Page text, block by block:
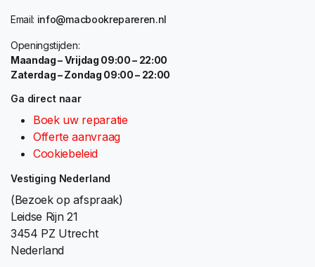
Email: info@macbookrepareren.nl
Openingstijden:
Maandag – Vrijdag 09:00 – 22:00
Zaterdag – Zondag 09:00 – 22:00
Ga direct naar
Boek uw reparatie
Offerte aanvraag
Cookiebeleid
Vestiging Nederland
(Bezoek op afspraak)
Leidse Rijn 21
3454 PZ Utrecht
Nederland